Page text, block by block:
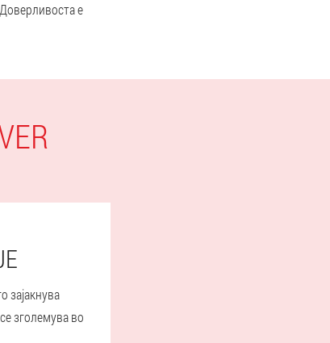
е
зајакнува
зголемува во